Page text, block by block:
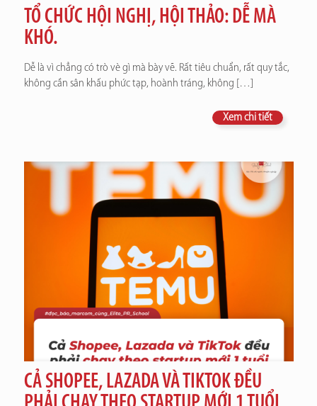
TỔ CHỨC HỘI NGHỊ, HỘI THẢO: DỄ MÀ
KHÓ.
Dễ là vì chẳng có trò vè gì mà bày vẽ. Rất tiêu chuẩn, rất quy tắc,
không cần sân khấu phức tạp, hoành tráng, không […]
Xem chi tiết
CẢ SHOPEE, LAZADA VÀ TIKTOK ĐỀU